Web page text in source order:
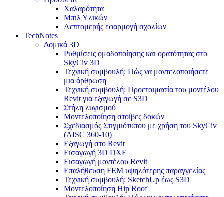
Χαλαρότητα
Μπιλ Υλικών
Λεπτομερής εφαρμογή σχολίων
TechNotes
Δομικά 3D
Ρυθμίσεις ομαδοποίησης και ορατότητας στο
SkyCiv 3D
Τεχνική συμβουλή: Πώς να μοντελοποιήσετε
μια άρθρωση
Τεχνική συμβουλή: Προετοιμασία του μοντέλου
Revit για εξαγωγή σε S3D
Στήλη λυγισμού
Μοντελοποίηση στοίβες δοκών
Σχεδιασμός Στιγμιότυπου με χρήση του SkyCiv
(AISC 360-10)
Εξαγωγή στο Revit
Εισαγωγή 3D DXF
Εισαγωγή μοντέλου Revit
Επαλήθευση FEM υψηλότερης παραγγελίας
Τεχνική συμβουλή: SketchUp έως S3D
Μοντελοποίηση Hip Roof